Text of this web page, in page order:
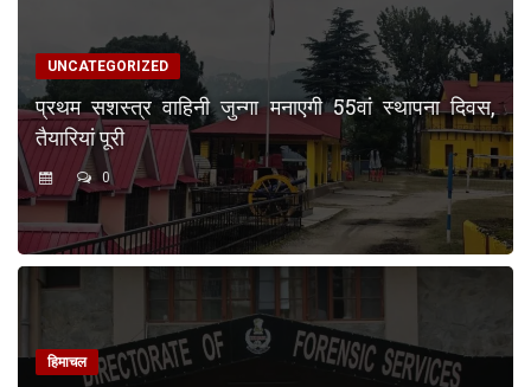
UNCATEGORIZED
प्रथम सशस्त्र वाहिनी जुन्गा मनाएगी 55वां स्थापना दिवस,
तैयारियां पूरी
0
हिमाचल